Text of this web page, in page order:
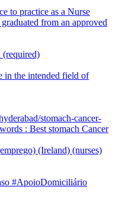
to practice as a Nurse
from an approved
in the intended field of
stomach-cancer-
: Best stomach Cancer
(Ireland) (nurses)
#ApoioDomiciliário